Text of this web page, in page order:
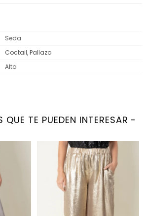
Seda
Coctail, Pallazo
Alto
QUE TE PUEDEN INTERESAR